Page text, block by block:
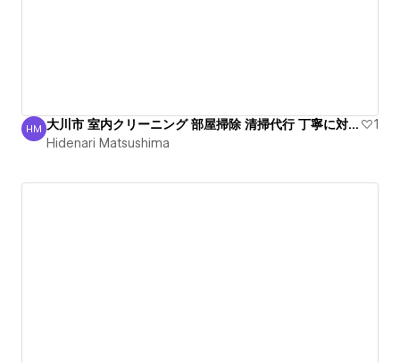
Hidenari Matsushima
HM 大川市 室内クリーニング 部屋掃除 清掃代行 丁寧に対処！
1
Hidenari Matsushima